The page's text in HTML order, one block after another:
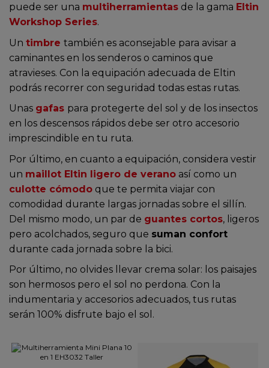
puede ser una multiherramientas de la gama Eltin
Workshop Series.
Un timbre también es aconsejable para avisar a
caminantes en los senderos o caminos que
atravieses. Con la equipación adecuada de Eltin
podrás recorrer con seguridad todas estas rutas.
Unas gafas para protegerte del sol y de los insectos
en los descensos rápidos debe ser otro accesorio
imprescindible en tu ruta.
Por último, en cuanto a equipación, considera vestir
un maillot Eltin ligero de verano así como un
culotte cómodo que te permita viajar con
comodidad durante largas jornadas sobre el sillín.
Del mismo modo, un par de guantes cortos, ligeros
pero acolchados, seguro que suman confort
durante cada jornada sobre la bici.
Por último, no olvides llevar crema solar: los paisajes
son hermosos pero el sol no perdona. Con la
indumentaria y accesorios adecuados, tus rutas
serán 100% disfrute bajo el sol.